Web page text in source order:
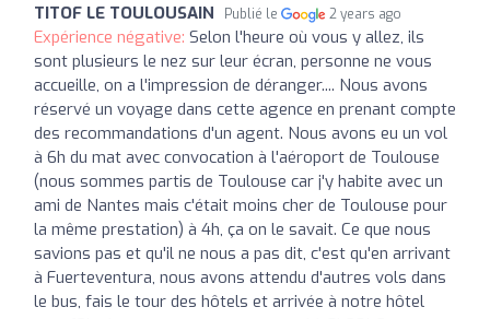
TITOF LE TOULOUSAIN Publié le 2 years ago
Expérience négative: Selon l'heure où vous y allez, ils
sont plusieurs le nez sur leur écran, personne ne vous
accueille, on a l'impression de déranger.... Nous avons
réservé un voyage dans cette agence en prenant compte
des recommandations d'un agent. Nous avons eu un vol
à 6h du mat avec convocation à l'aéroport de Toulouse
(nous sommes partis de Toulouse car j'y habite avec un
ami de Nantes mais c'était moins cher de Toulouse pour
la même prestation) à 4h, ça on le savait. Ce que nous
savions pas et qu'il ne nous a pas dit, c'est qu'en arrivant
à Fuerteventura, nous avons attendu d'autres vols dans
le bus, fais le tour des hôtels et arrivée à notre hôtel